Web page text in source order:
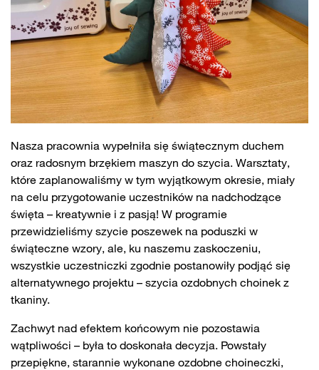
Nasza pracownia wypełniła się świątecznym duchem
oraz radosnym brzękiem maszyn do szycia. Warsztaty,
które zaplanowaliśmy w tym wyjątkowym okresie, miały
na celu przygotowanie uczestników na nadchodzące
święta – kreatywnie i z pasją! W programie
przewidzieliśmy szycie poszewek na poduszki w
świąteczne wzory, ale, ku naszemu zaskoczeniu,
wszystkie uczestniczki zgodnie postanowiły podjąć się
alternatywnego projektu – szycia ozdobnych choinek z
tkaniny.
Zachwyt nad efektem końcowym nie pozostawia
wątpliwości – była to doskonała decyzja. Powstały
przepiękne, starannie wykonane ozdobne choineczki,